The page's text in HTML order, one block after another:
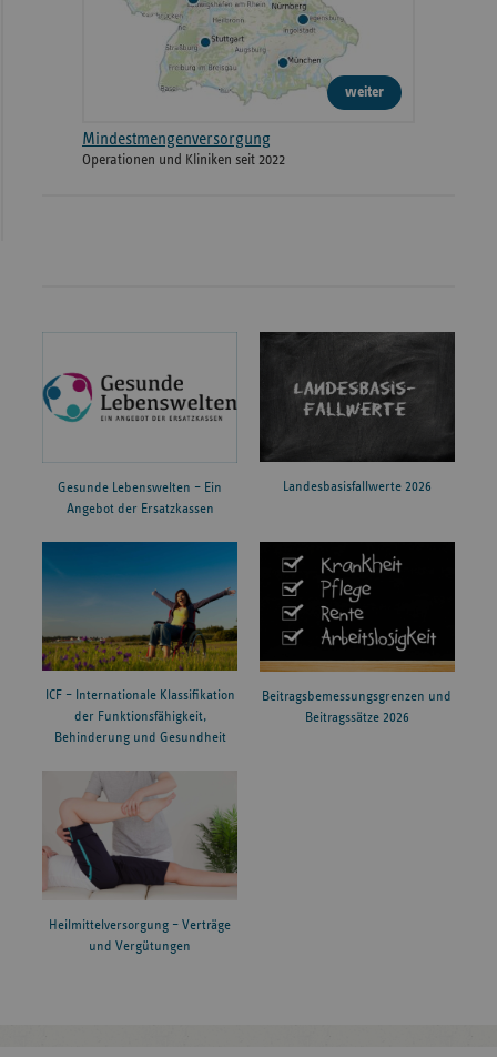
weiter
Mindestmengenversorgung
Operationen und Kliniken seit 2022
Gesunde Lebenswelten – Ein
Angebot der Ersatzkassen
Landesbasisfallwerte 2026
ICF – Internationale Klassifikation
der Funktionsfähigkeit,
Behinderung und Gesundheit
Beitragsbemessungsgrenzen und
Beitragssätze 2026
Heilmittelversorgung – Verträge
und Vergütungen